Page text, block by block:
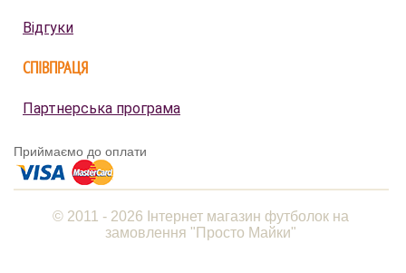
Відгуки
СПІВПРАЦЯ
Партнерська програма
Приймаємо до оплати
© 2011 - 2026 Інтернет магазин футболок на
замовлення "Просто Майки"